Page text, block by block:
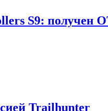
S9: получен
Trailhunter